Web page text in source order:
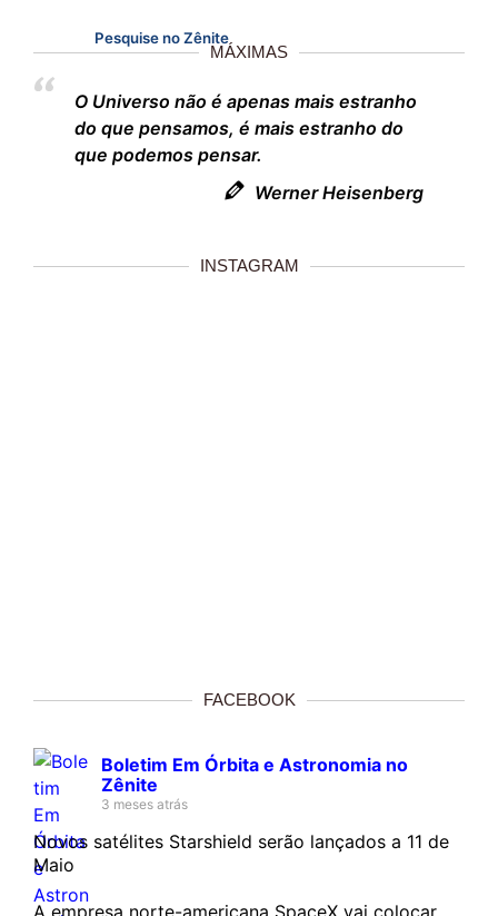
Pesquise no Zênite
MÁXIMAS
O Universo não é apenas mais estranho
do que pensamos, é mais estranho do
que podemos pensar.
Werner Heisenberg
INSTAGRAM
FACEBOOK
Boletim Em Órbita e Astronomia no
Zênite
3 meses atrás
Novos satélites Starshield serão lançados a 11 de
Maio
A empresa norte-americana SpaceX vai colocar